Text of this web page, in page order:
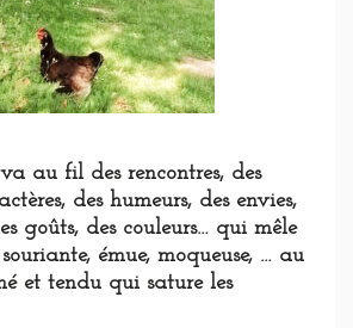
au fil des rencontres, des
des humeurs, des envies,
goûts, des couleurs… qui mêle
émue, moqueuse, … au
et tendu qui sature les